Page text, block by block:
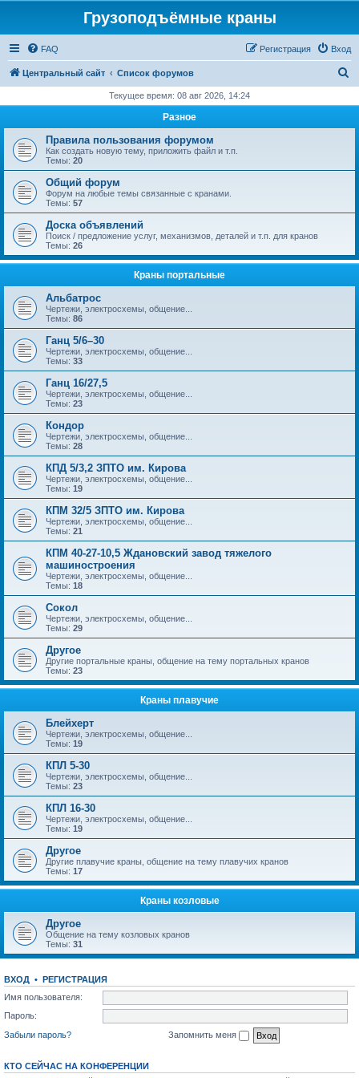
Грузоподъёмные краны
FAQ Вход
Регистрация
Центральный сайт Список форумов
с
Текущее время: 08 авг 2026, 14:24
Разное
Правила пользования форумом
Как создать новую тему, приложить файл и т.п.
Темы: 20
Общий форум
Форум на любые темы связанные с кранами.
Темы: 57
Доска объявлений
Поиск / предложение услуг, механизмов, деталей и т.п. для кранов
Темы: 26
Краны портальные
Альбатрос
Чертежи, электросхемы, общение...
Темы: 86
Ганц 5/6–30
Чертежи, электросхемы, общение...
Темы: 33
Ганц 16/27,5
Чертежи, электросхемы, общение...
Темы: 23
Кондор
Чертежи, электросхемы, общение...
Темы: 28
КПД 5/3,2 ЗПТО им. Кирова
Чертежи, электросхемы, общение...
Темы: 19
КПМ 32/5 ЗПТО им. Кирова
Чертежи, электросхемы, общение...
Темы: 21
КПМ 40-27-10,5 Ждановский завод тяжелого
машиностроения
Чертежи, электросхемы, общение...
Темы: 18
Сокол
Чертежи, электросхемы, общение...
Темы: 29
Другое
Другие портальные краны, общение на тему портальных кранов
Темы: 23
Краны плавучие
Блейхерт
Чертежи, электросхемы, общение...
Темы: 19
КПЛ 5-30
Чертежи, электросхемы, общение...
Темы: 23
КПЛ 16-30
Чертежи, электросхемы, общение...
Темы: 19
Другое
Другие плавучие краны, общение на тему плавучих кранов
Темы: 17
Краны козловые
Другое
Общение на тему козловых кранов
Темы: 31
ВХОД • РЕГИСТРАЦИЯ
Имя пользователя:
Пароль:
Забыли пароль?
Запомнить меня
КТО СЕЙЧАС НА КОНФЕРЕНЦИИ